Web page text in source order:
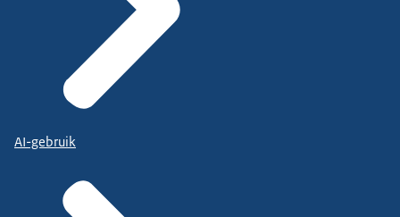
AI-gebruik